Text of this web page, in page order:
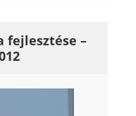
fejlesztése –